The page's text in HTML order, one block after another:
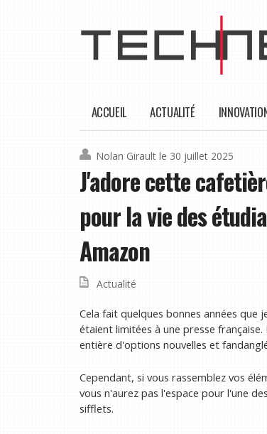
ACCUEIL ACTUALITÉ
Nolan Girault le 30 juillet 2025
J'adore cette
pour la vie des
Amazon
Actualité
Cela fait quelques bonnes années que
étaient limitées à une presse
entière d'options nouvelles et
Cependant, si vous rassemblez vos
vous n'aurez pas l'espace pour l'une
sifflets.